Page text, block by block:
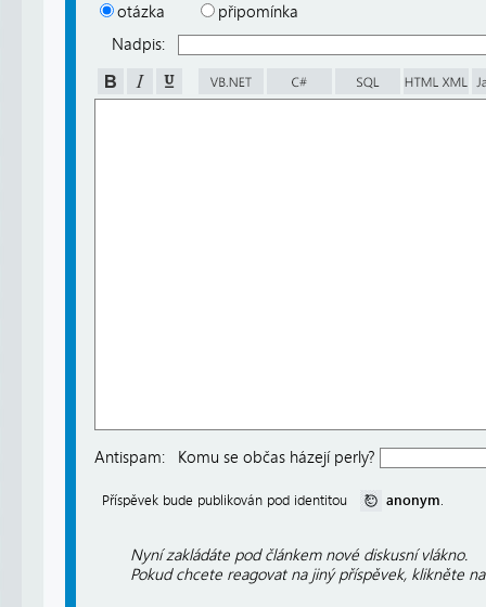
otázka
připomínka
Nadpis:
Antispam: Komu se občas házejí perly?
Příspěvek bude publikován pod identitou anonym.
Nyní zakládáte pod článkem nové diskusní vlákno.
Pokud chcete reagovat na jiný příspěvek, klikněte